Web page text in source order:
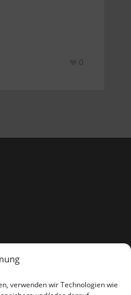
verwenden wir Technologien wie
0